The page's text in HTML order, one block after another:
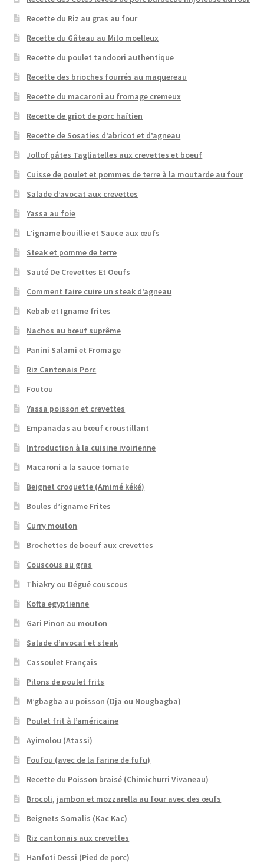
Recette du Riz au gras au four
Recette du Gâteau au Milo moelleux
Recette du poulet tandoori authentique
Recette des brioches fourrés au maquereau
Recette du macaroni au fromage cremeux
Recette de griot de porc haïtien
Recette de Sosaties d’abricot et d’agneau
Jollof pâtes Tagliatelles aux crevettes et boeuf
Cuisse de poulet et pommes de terre à la moutarde au four
Salade d’avocat aux crevettes
Yassa au foie
L’igname bouillie et Sauce aux œufs
Steak et pomme de terre
Sauté De Crevettes Et Oeufs
Comment faire cuire un steak d’agneau
Kebab et Igname frites
Nachos au bœuf suprême
Panini Salami et Fromage
Riz Cantonais Porc
Foutou
Yassa poisson et crevettes
Empanadas au bœuf croustillant
Introduction à la cuisine ivoirienne
Macaroni a la sauce tomate
Beignet croquette (Amimé kéké)
Boules d’igname Frites
Curry mouton
Brochettes de boeuf aux crevettes
Couscous au gras
Thiakry ou Dégué couscous
Kofta egyptienne
Gari Pinon au mouton
Salade d’avocat et steak
Cassoulet Français
Pilons de poulet frits
M’gbagba au poisson (Dja ou Nougbagba)
Poulet frit à l’américaine
Ayimolou (Atassi)
Foufou (avec de la farine de fufu)
Recette du Poisson braisé (Chimichurri Vivaneau)
Brocoli, jambon et mozzarella au four avec des œufs
Beignets Somalis (Kac Kac)
Riz cantonais aux crevettes
Hanfoti Dessi (Pied de porc)